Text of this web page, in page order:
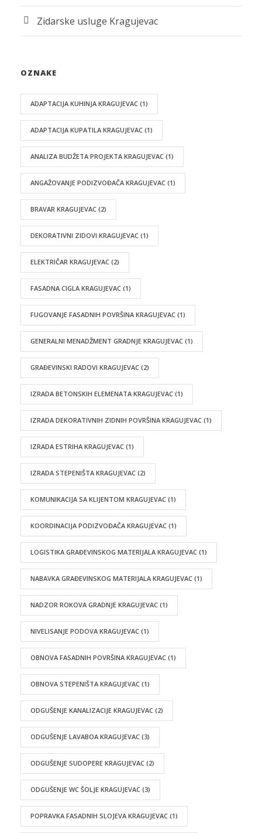
Zidarske usluge Kragujevac
OZNAKE
ADAPTACIJA KUHINJA KRAGUJEVAC (1)
ADAPTACIJA KUPATILA KRAGUJEVAC (1)
ANALIZA BUDŽETA PROJEKTA KRAGUJEVAC (1)
ANGAŽOVANJE PODIZVOĐAČA KRAGUJEVAC (1)
BRAVAR KRAGUJEVAC (2)
DEKORATIVNI ZIDOVI KRAGUJEVAC (1)
ELEKTRIČAR KRAGUJEVAC (2)
FASADNA CIGLA KRAGUJEVAC (1)
FUGOVANJE FASADNIH POVRŠINA KRAGUJEVAC (1)
GENERALNI MENADŽMENT GRADNJE KRAGUJEVAC (1)
GRAĐEVINSKI RADOVI KRAGUJEVAC (2)
IZRADA BETONSKIH ELEMENATA KRAGUJEVAC (1)
IZRADA DEKORATIVNIH ZIDNIH POVRŠINA KRAGUJEVAC (1)
IZRADA ESTRIHA KRAGUJEVAC (1)
IZRADA STEPENIŠTA KRAGUJEVAC (2)
KOMUNIKACIJA SA KLIJENTOM KRAGUJEVAC (1)
KOORDINACIJA PODIZVOĐAČA KRAGUJEVAC (1)
LOGISTIKA GRAĐEVINSKOG MATERIJALA KRAGUJEVAC (1)
NABAVKA GRAĐEVINSKOG MATERIJALA KRAGUJEVAC (1)
NADZOR ROKOVA GRADNJE KRAGUJEVAC (1)
NIVELISANJE PODOVA KRAGUJEVAC (1)
OBNOVA FASADNIH POVRŠINA KRAGUJEVAC (1)
OBNOVA STEPENIŠTA KRAGUJEVAC (1)
ODGUŠENJE KANALIZACIJE KRAGUJEVAC (2)
ODGUŠENJE LAVABOA KRAGUJEVAC (3)
ODGUŠENJE SUDOPERE KRAGUJEVAC (2)
ODGUŠENJE WC ŠOLJE KRAGUJEVAC (3)
POPRAVKA FASADNIH SLOJEVA KRAGUJEVAC (1)